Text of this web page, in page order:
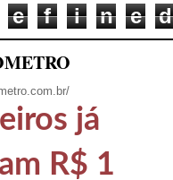
e f i n e d
já
R$ 1